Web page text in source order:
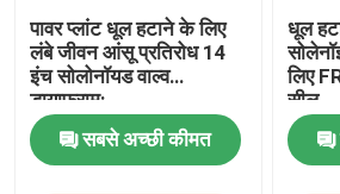
पावर प्लांट धूल हटाने के लिए
लंबे जीवन आंसू प्रतिरोध 14
इंच सोलोनॉयड वाल्व
डायाफ्राम:
सबसे अच्छी कीमत
धूल
लिए
सील